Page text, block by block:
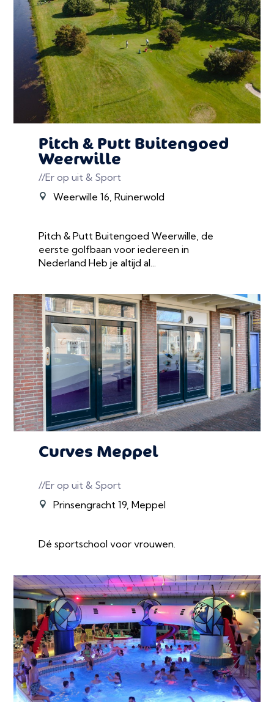
Pitch & Putt Buitengoed
Weerwille
//Er op uit & Sport
Weerwille 16, Ruinerwold
Pitch & Putt Buitengoed Weerwille, de
eerste golfbaan voor iedereen in
Nederland Heb je altijd al...
Curves Meppel
//Er op uit & Sport
Prinsengracht 19, Meppel
Dé sportschool voor vrouwen.